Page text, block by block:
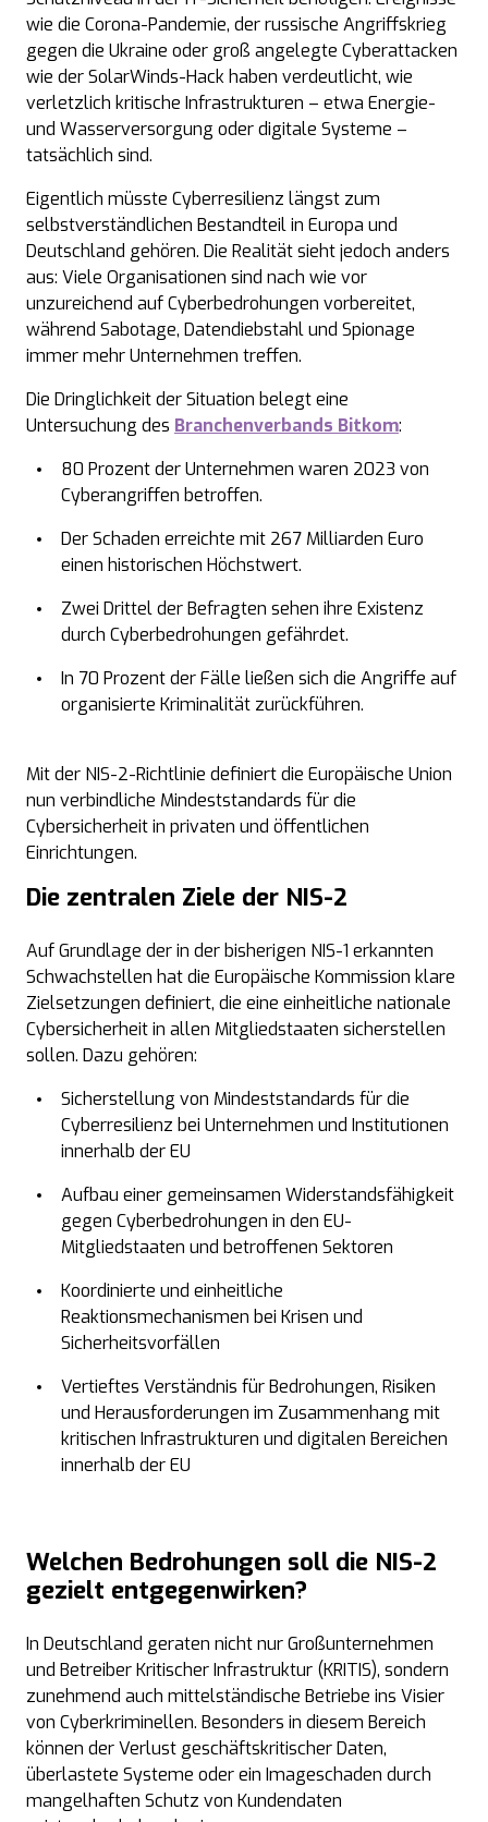
wie die Corona-Pandemie, der russische Angriffskrieg
gegen die Ukraine oder groß angelegte Cyberattacken
wie derSolarWinds-Hack haben verdeutlicht, wie
verletzlich kritische Infrastrukturen – etwa Energie-
und Wasserversorgung oder digitale Systeme –
tatsächlich sind.
Eigentlich müsste Cyberresilienz längst zum
selbstverständlichen Bestandteil in Europa und
Deutschland gehören. Die Realität sieht jedoch anders
aus: Viele Organisationen sind nach wie vor
unzureichend auf Cyberbedrohungen vorbereitet,
während Sabotage, Datendiebstahl und Spionage
immer mehr Unternehmen treffen.
Die Dringlichkeit der Situation belegt eine
Untersuchung des Branchenverbands Bitkom:
80 Prozent der Unternehmen waren 2023 von
Cyberangriffen betroffen.
Der Schaden erreichte mit 267 Milliarden Euro
einen historischen Höchstwert.
Zwei Drittel der Befragten sehen ihre Existenz
durch Cyberbedrohungen gefährdet.
In 70 Prozent der Fälle ließen sich die Angriffe auf
organisierte Kriminalität zurückführen.
Mit der NIS-2-Richtlinie definiert die Europäische Union
nun verbindliche Mindeststandards für die
Cybersicherheit in privaten und öffentlichen
Einrichtungen.
Die zentralen Ziele der NIS-2
Auf Grundlage der in der bisherigen NIS-1 erkannten
Schwachstellen hat die Europäische Kommission klare
Zielsetzungen definiert, die eine einheitliche nationale
Cybersicherheit in allen Mitgliedstaaten sicherstellen
sollen. Dazu gehören:
Sicherstellung von Mindeststandards für die
Cyberresilienz bei Unternehmen und Institutionen
innerhalb der EU
Aufbau einer gemeinsamen Widerstandsfähigkeit
gegen Cyberbedrohungen in den EU-
Mitgliedstaaten und betroffenen Sektoren
Koordinierte und einheitliche
Reaktionsmechanismen bei Krisen und
Sicherheitsvorfällen
Vertieftes Verständnis für Bedrohungen, Risiken
und Herausforderungen im Zusammenhang mit
kritischen Infrastrukturen und digitalen Bereichen
innerhalb der EU
Welchen Bedrohungen soll die NIS-2
gezielt entgegenwirken?
In Deutschland geraten nicht nur Großunternehmen
und Betreiber Kritischer Infrastruktur (KRITIS), sondern
zunehmend auch mittelständische Betriebe ins Visier
von Cyberkriminellen. Besonders in diesem Bereich
können der Verlust geschäftskritischer Daten,
überlastete Systeme oder ein Imageschaden durch
mangelhaften Schutz von Kundendaten